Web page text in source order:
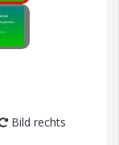
Bild rechts